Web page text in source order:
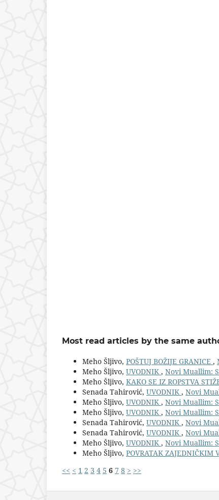
Most read articles by the same
Meho Šljivo, POŠTUJ BOŽIJE GRANICE ,
Meho Šljivo, UVODNIK , Novi Muallim:
Meho Šljivo, KAKO SE IZ ROPSTVA
Senada Tahirović, UVODNIK , Novi
Meho Šljivo, UVODNIK , Novi Muallim:
Meho Šljivo, UVODNIK , Novi Muallim:
Senada Tahirović, UVODNIK , Novi
Senada Tahirović, UVODNIK , Novi
Meho Šljivo, UVODNIK , Novi Muallim:
Meho Šljivo, POVRATAK ZAJEDNIČKIM
<< < 1 2 3 4 5 6 7 8 > >>